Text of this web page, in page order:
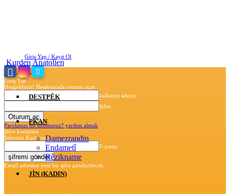
Giriş Yap / Kayıt Ol
Giriş Yap
Hoşgeldiniz! Hesabınızda oturum açın.
kullanıcı adınız
Şifre
Parolanızı mı unuttunuz? yardım almak
Şifre kurtarma
Şifrenizi Kurtarın
E-posta
Email adresine yeni bir şifre gönderilecek.
Kurden Anatolien
DESTPÊK
PKAN
Damezrandin
Endametî
Rêzikname
JİN (KADIN)